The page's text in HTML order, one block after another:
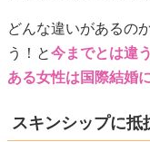
どんな違いがあるの
う！と今までとは違
ある女性は国際結婚
スキンシップに抵